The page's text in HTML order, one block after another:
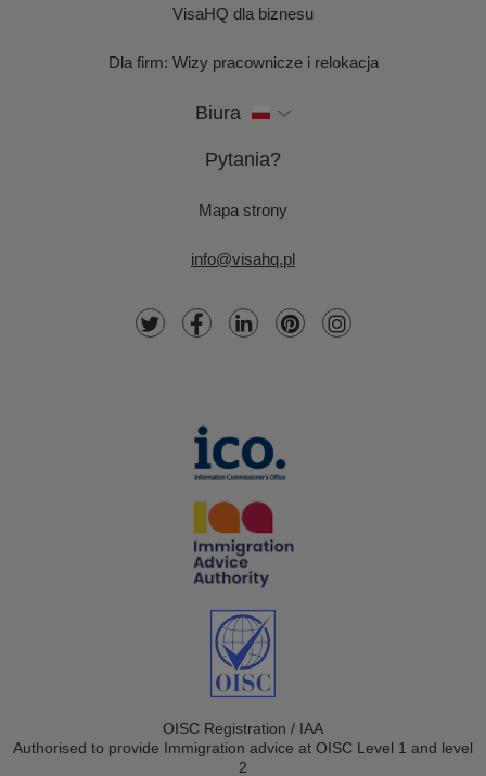
VisaHQ dla biznesu
Dla firm: Wizy pracownicze i relokacja
Biura
Pytania?
Mapa strony
info@visahq.pl
OISC Registration / IAA
Authorised to provide Immigration advice at OISC Level 1 and level
2